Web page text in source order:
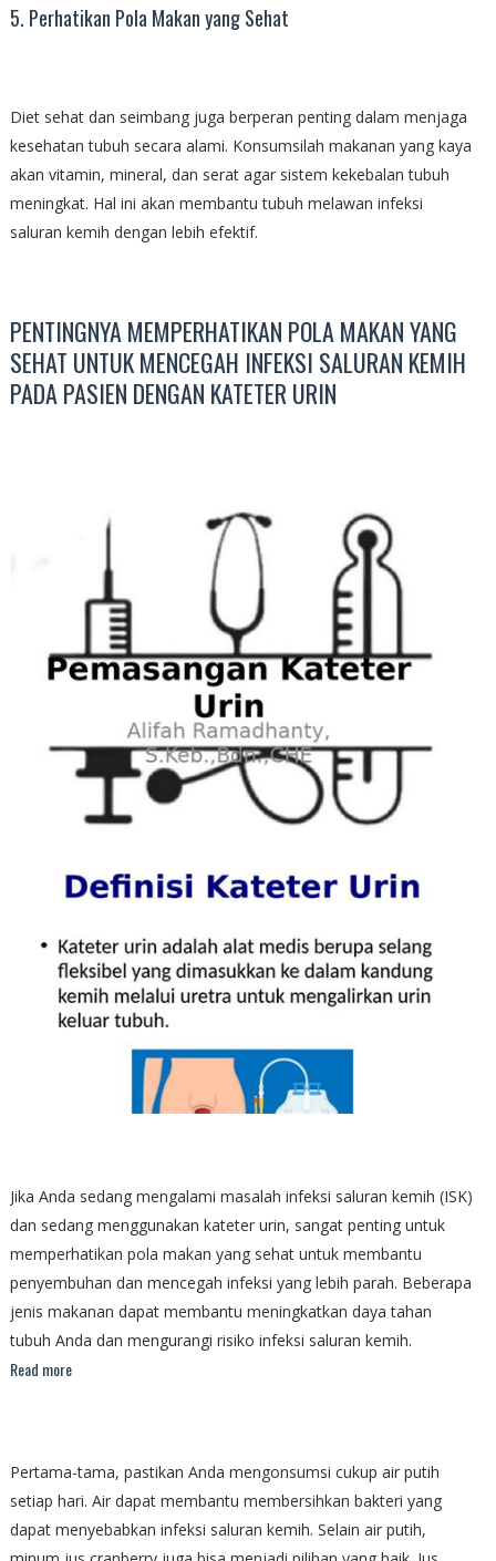
5. Perhatikan Pola Makan yang Sehat
Diet sehat dan seimbang juga berperan penting dalam menjaga
kesehatan tubuh secara alami. Konsumsilah makanan yang kaya
akan vitamin, mineral, dan serat agar sistem kekebalan tubuh
meningkat. Hal ini akan membantu tubuh melawan infeksi
saluran kemih dengan lebih efektif.
PENTINGNYA MEMPERHATIKAN POLA MAKAN YANG
SEHAT UNTUK MENCEGAH INFEKSI SALURAN KEMIH
PADA PASIEN DENGAN KATETER URIN
Jika Anda sedang mengalami masalah infeksi saluran kemih (ISK)
dan sedang menggunakan kateter urin, sangat penting untuk
memperhatikan pola makan yang sehat untuk membantu
penyembuhan dan mencegah infeksi yang lebih parah. Beberapa
jenis makanan dapat membantu meningkatkan daya tahan
tubuh Anda dan mengurangi risiko infeksi saluran kemih.
Read more
Pertama-tama, pastikan Anda mengonsumsi cukup air putih
setiap hari. Air dapat membantu membersihkan bakteri yang
dapat menyebabkan infeksi saluran kemih. Selain air putih,